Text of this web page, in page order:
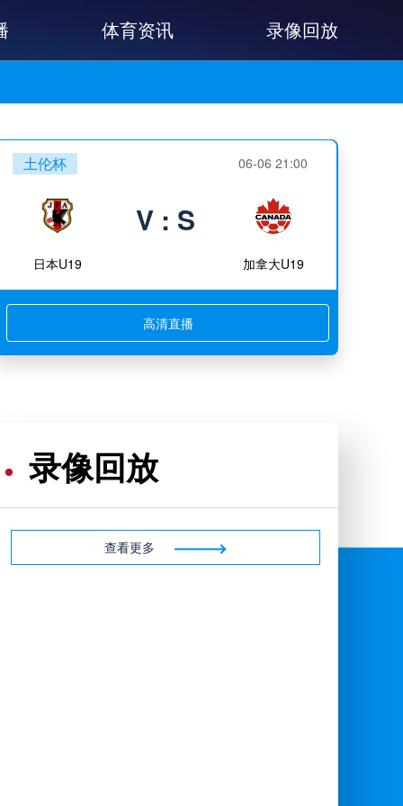
体育资讯 录像回放
土伦杯 06-06 21:00
日本U19
V : S
加拿大U19
高清直播
录像回放
查看更多